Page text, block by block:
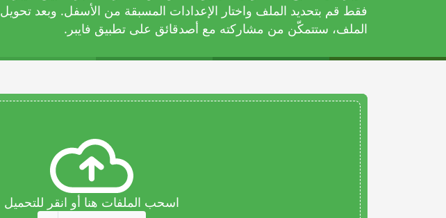
فقط قم بتحديد الملف واختار الإعدادات المسبقة من الأسفل. وبعد تحويل
الملف، ستتمكّن من مشاركته مع أصدقائق على تطبيق فايبر.
اسحب الملفات هنا أو انقر للتحميل